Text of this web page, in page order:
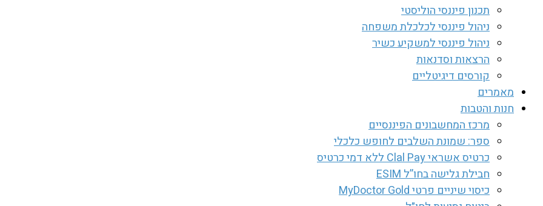
תכנון פיננסי הוליסטי
ניהול פיננסי לכלכלת משפחה
ניהול פיננסי למשקיע כשיר
הרצאות וסדנאות
קורסים דיגיטליים
מאמרים
חנות והטבות
מרכז המחשבונים הפיננסיים
ספר: שמונת השלבים לחופש כלכלי
כרטיס אשראי Clal Pay ללא דמי כרטיס
חבילת גלישה בחו”ל ESIM
כיסוי שיניים פרטי MyDoctor Gold